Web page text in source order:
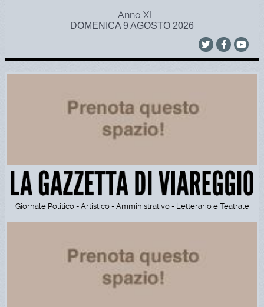
Anno XI
DOMENICA 9 AGOSTO 2026
Giornale Politico - Artistico - Amministrativo - Letterario e Teatrale